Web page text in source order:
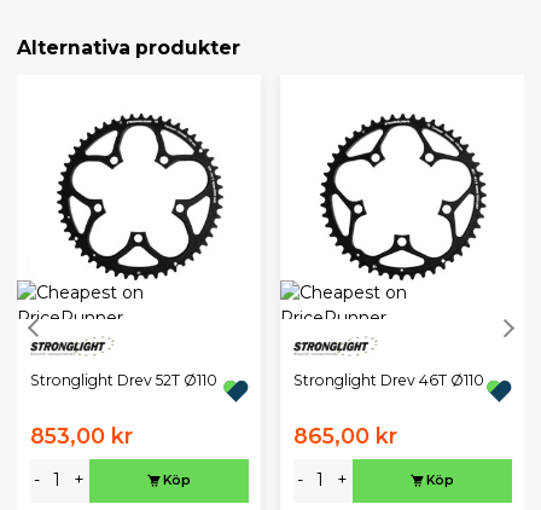
Alternativa produkter
Stronglight Drev 52T Ø110
853,00 kr
- + Köp
Stronglight Drev 46T Ø110
865,00 kr
- + Köp